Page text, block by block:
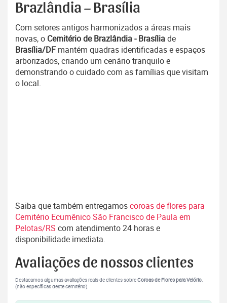
Brazlândia – Brasília
Com setores antigos harmonizados a áreas mais
novas, o Cemitério de Brazlândia - Brasíliade
Brasília/DF mantém quadras identificadas e espaços
arborizados, criando um cenário tranquilo e
demonstrando o cuidado com as famílias que visitam
o local.
Saiba que também entregamoscoroas de flores para
Cemitério Ecumênico São Francisco de Paula em
Pelotas/RS com atendimento 24 horas e
disponibilidade imediata.
Avaliações de nossos clientes
Destacamos algumas avaliações reais de clientes sobreCoroas de Flores para Velório.
(não específicas deste cemitério).